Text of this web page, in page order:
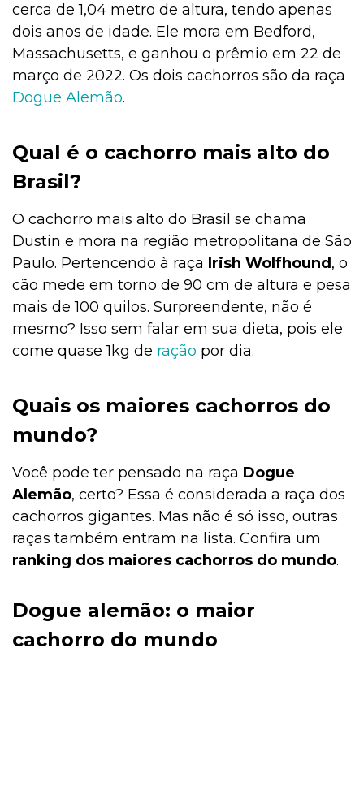
cerca de 1,04 metro de altura, tendo apenas
dois anos de idade. Ele mora em Bedford,
Massachusetts, e ganhou o prêmio em 22 de
março de 2022. Os dois cachorros são da raça
Dogue Alemão.
Qual é o cachorro mais alto do
Brasil?
O cachorro mais alto do Brasil se chama
Dustin e mora na região metropolitana de São
Paulo. Pertencendo à raça Irish Wolfhound , o
cão mede em torno de 90 cm de altura e pesa
mais de 100 quilos. Surpreendente, não é
mesmo? Isso sem falar em sua dieta, pois ele
come quase 1kg de ração por dia.
Quais os maiores cachorros do
mundo?
Você pode ter pensado na raça Dogue
Alemão, certo? Essa é considerada a raça dos
cachorros gigantes. Mas não é só isso, outras
raças também entram na lista. Confira um
ranking dos maiores cachorros do mundo.
Dogue alemão: o maior
cachorro do mundo